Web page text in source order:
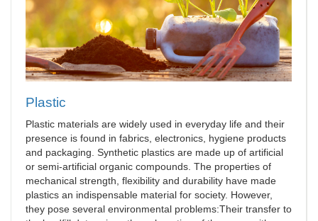
Plastic
Plastic materials are widely used in everyday life and their
presence is found in fabrics, electronics, hygiene products
and packaging. Synthetic plastics are made up of artificial
or semi-artificial organic compounds. The properties of
mechanical strength, flexibility and durability have made
plastics an indispensable material for society. However,
they pose several environmental problems:Their transfer to